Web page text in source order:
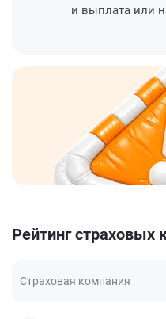
и выплата или
Рейтинг страховых
Страховая компания